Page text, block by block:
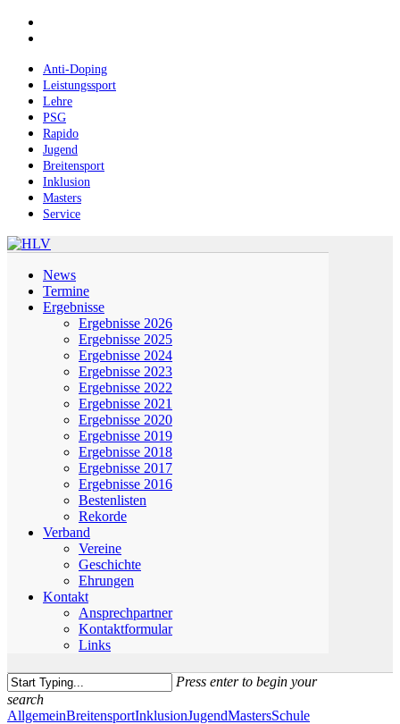
Skip
contentAnti-Doping
Leistungssport
Lehre
PSG
Rapido
Jugend
Breitensport
Inklusion
Masters
Service
News
Termine
Ergebnisse
Ergebnisse 2026
Ergebnisse 2025
Ergebnisse 2024
Ergebnisse 2023
Ergebnisse 2022
Ergebnisse 2021
Ergebnisse 2020
Ergebnisse 2019
Ergebnisse 2018
Ergebnisse 2017
Ergebnisse 2016
Bestenlisten
Rekorde
Verband
Vereine
Geschichte
Ehrungen
Kontakt
Ansprechpartner
Kontaktformular
Links
Press enter to begin your
search
Close
AllgemeinBreitensportInklusionJugendMastersSchule